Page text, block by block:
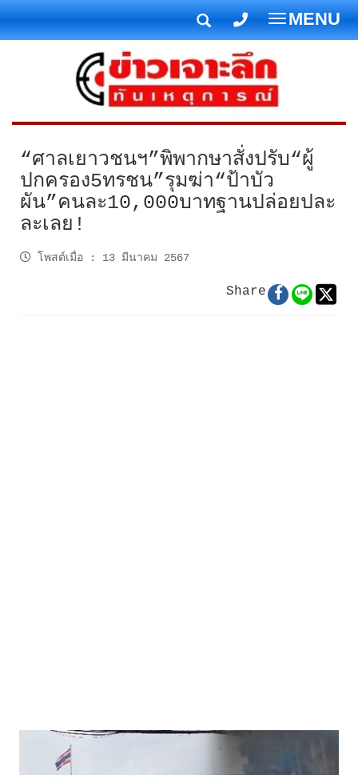
T
o
g
g
l
e
n
a
i
i
MENU
“ศาลเยาวชนฯ”พิพากษาสั่งปรับ“ผู้
ปกครอง5ทรชน”รุมฆ่า“ป้าบัว
ผัน”คนละ10,000บาทฐานปล่อยปละ
ละเลย!
โพสต์เมื่อ : 13 มีนาคม 2567
Share